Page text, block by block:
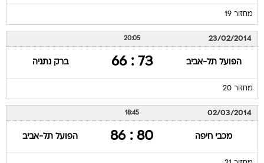
23/02/2014
הפועל תל-אביב 73 : 66 ברק נתניה
מחזור 20
02/03/2014
מכבי חיפה 80 : 86 הפועל תל-אביב
מחזור 21
09/03/2014